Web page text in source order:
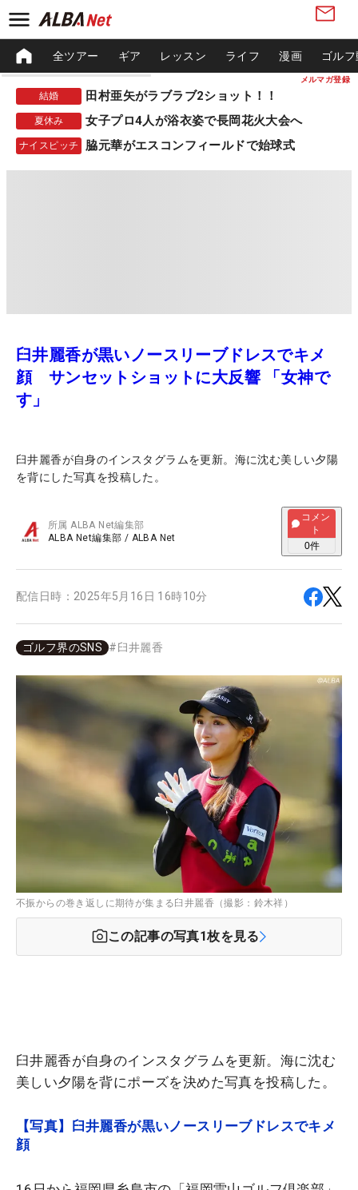
メルマガ登録
全ツアー ギア レッスン ライフ 漫画 ゴル
結婚 田村亜矢がラブラブ2ショット！！
夏休み 女子プロ4人が浴衣姿で長岡花火大会へ
ナイスピッチ 脇元華がエスコンフィールドで始球式
臼井麗香が黒いノースリーブドレスでキメ
顔 サンセットショットに大反響 「女神で
す」
臼井麗香が自身のインスタグラムを更新。海に沈む美しい夕陽
を背にした写真を投稿した。
所属ALBA Net編集部
ALBA Net編集部 / ALBA Net
コメン
ト
0件
配信日時： 2025年5月16日 16時10分
ゴルフ界のSNS #臼井麗香
不振からの巻き返しに期待が集まる臼井麗香（撮影：鈴木祥）
この記事の写真1枚を見る
臼井麗香が自身のインスタグラムを更新。海に沈む
美しい夕陽を背にポーズを決めた写真を投稿した。
【写真】臼井麗香が黒いノースリーブドレスでキメ
顔